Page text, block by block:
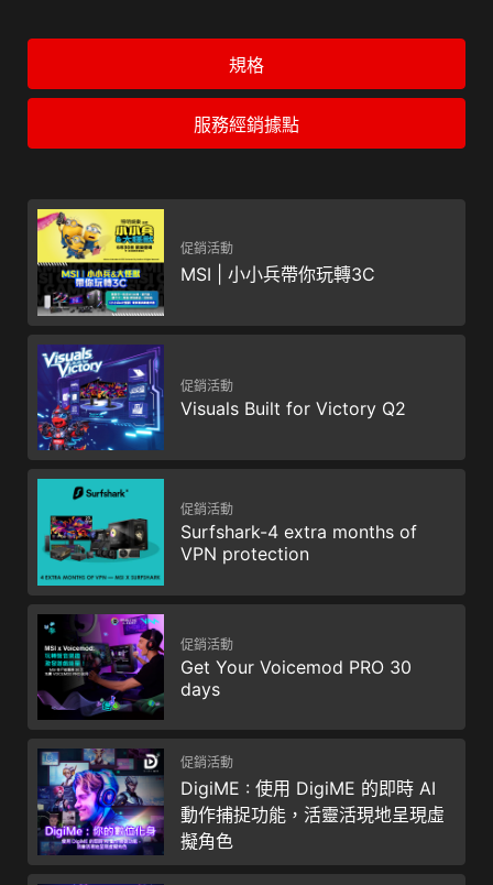
規格
服務經銷據點
促銷活動
MSI | 小小兵帶你玩轉3C
促銷活動
Visuals Built for Victory Q2
促銷活動
Surfshark-4 extra months of
VPN protection
促銷活動
Get Your Voicemod PRO 30
days
促銷活動
DigiME : 使用 DigiME 的即時 AI
動作捕捉功能，活靈活現地呈現虛
擬角色